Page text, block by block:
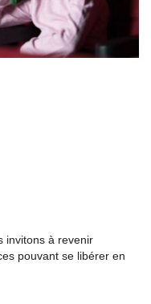
invitons à revenir
pouvant se libérer en